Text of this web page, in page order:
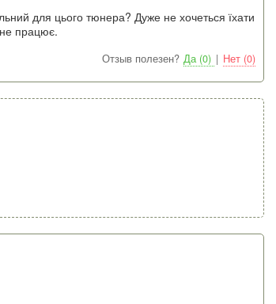
для цього тюнера? Дуже не хочеться їхати
працює.
Отзыв полезен? Да (0) | Нет (0)